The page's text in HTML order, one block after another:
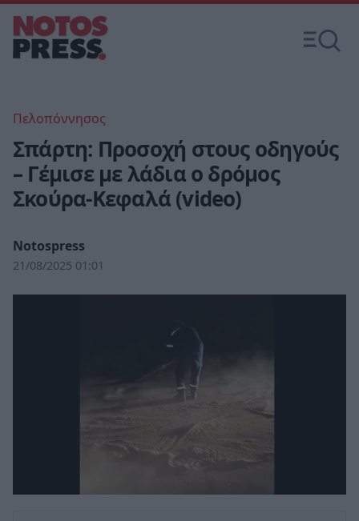
Πελοπόννησος
Σπάρτη: Προσοχή στους οδηγούς
– Γέμισε με λάδια ο δρόμος
Σκούρα-Κεφαλά (video)
Notospress
21/08/2025 01:01